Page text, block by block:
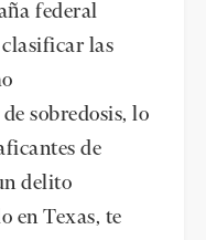
federal
las
sobredosis, lo
de
delito
en Texas, te